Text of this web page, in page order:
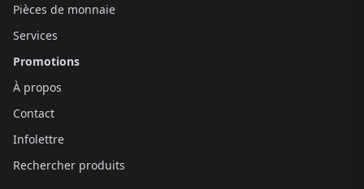
Pièces de monnaie
Services
Promotions
À propos
Contact
Infolettre
Rechercher produits